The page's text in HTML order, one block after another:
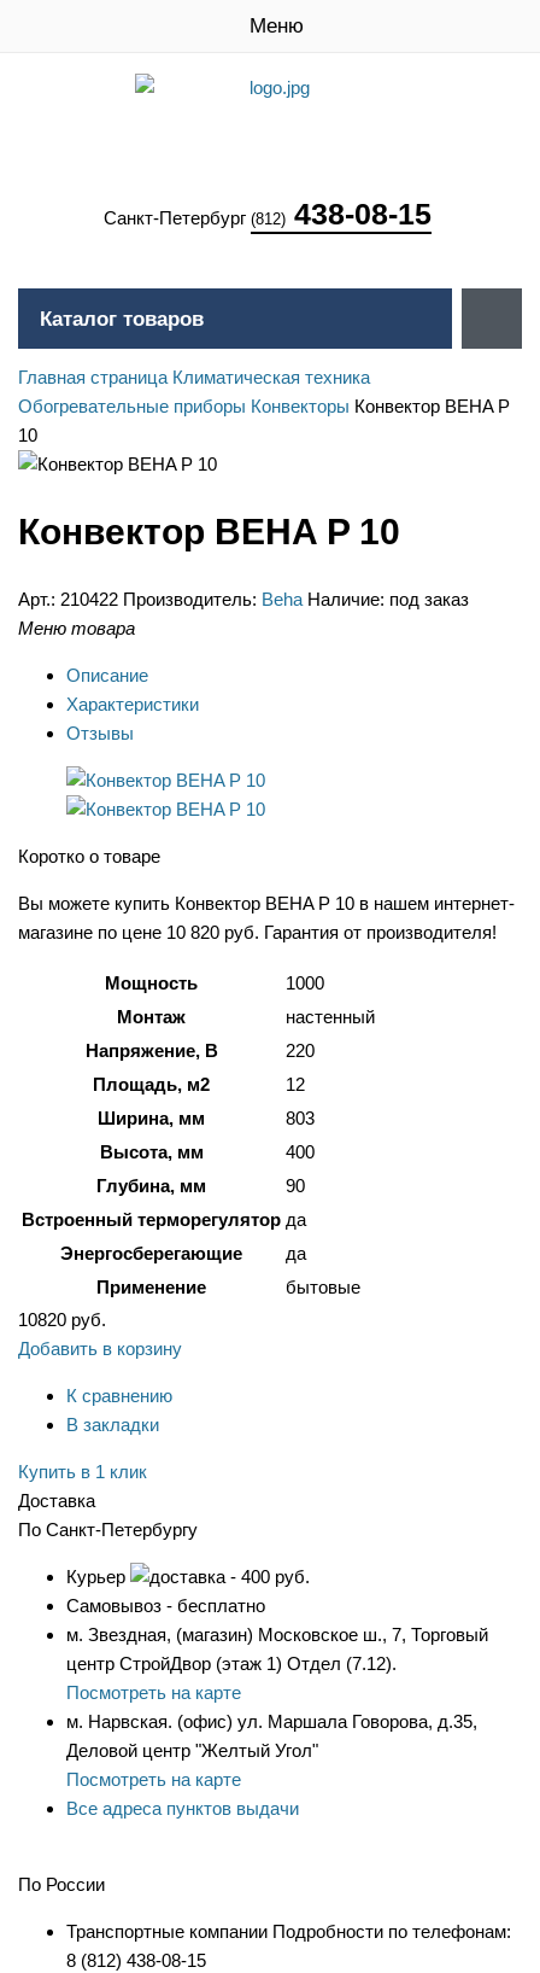
Меню
Санкт-Петербург (812) 438-08-15
Каталог товаров
Главная страница Климатическая техника
Обогревательные приборы Конвекторы Конвектор BEHA P
10
Конвектор BEHA P 10
Арт.: 210422 Производитель: Beha Наличие: под заказ
Меню товара
Описание
Характеристики
Отзывы
Коротко о товаре
Вы можете купить Конвектор BEHA P 10 в нашем интернет-
магазине по цене 10 820 руб. Гарантия от производителя!
Мощность
1000
Монтаж
настенный
Напряжение, В
220
Площадь, м2
12
Ширина, мм
803
Высота, мм
400
Глубина, мм
90
Встроенный терморегулятор да
Энергосберегающие
да
Применение
бытовые
10820 руб.
Добавить в корзину
К сравнению
В закладки
Купить в 1 клик
Доставка
По Санкт-Петербургу
Курьер
- 400 руб.
Самовывоз - бесплатно
м. Звездная, (магазин) Московское ш., 7, Торговый
центр СтройДвор (этаж 1) Отдел (7.12).
Посмотреть на карте
м. Нарвская. (офис) ул. Маршала Говорова, д.35,
Деловой центр "Желтый Угол"
Посмотреть на карте
Все адреса пунктов выдачи
По России
Транспортные компании Подробности по телефонам:
8 (812) 438-08-15